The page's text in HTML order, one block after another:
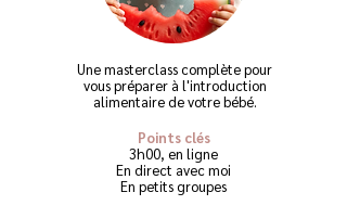
Une masterclass complète pour
vous préparer à l'introduction
alimentaire de votre bébé.
Points clés
3h00, en ligne
En direct avec moi
En petits groupes